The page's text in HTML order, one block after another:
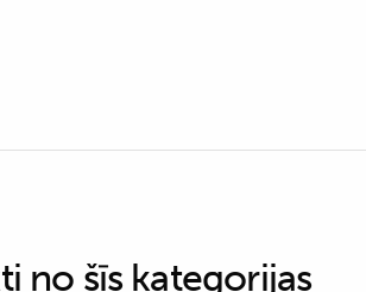
no šīs kategorijas